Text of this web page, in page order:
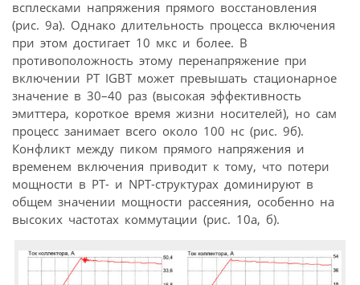
всплесками напряжения прямого восстановления
(рис. 9а). Однако длительность процесса включения
при этом достигает 10 мкс и более. В
противоположность этому перенапряжение при
включении PT IGBT может превышать стационарное
значение в 30–40 раз (высокая эффективность
эмиттера, короткое время жизни носителей), но сам
процесс занимает всего около 100 нс (рис. 9б).
Конфликт между пиком прямого напряжения и
временем включения приводит к тому, что потери
мощности в PT- и NPT-структурах доминируют в
общем значении мощности рассеяния, особенно на
высоких частотах коммутации (рис. 10а, б).